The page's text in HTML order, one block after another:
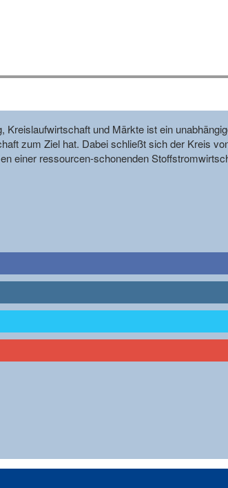
und Märkte ist ein
zum Ziel hat. Dabei schließt sich der Kreis
einer ressourcen-schonenden